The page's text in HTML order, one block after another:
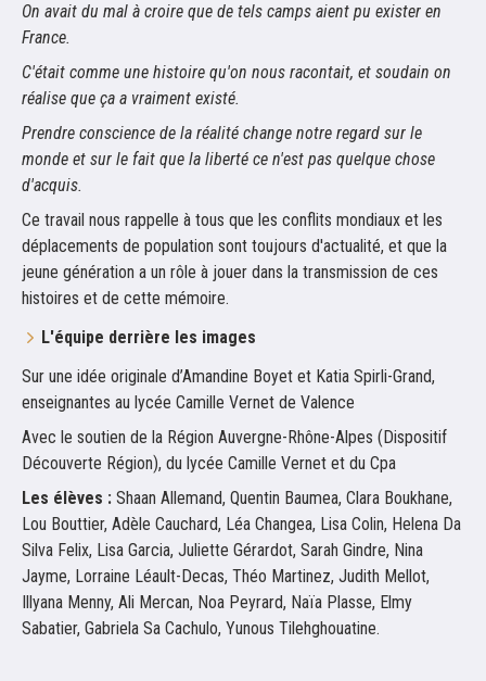
On avait du mal à croire que de tels camps aient pu exister en
France.
C'était comme une histoire qu'on nous racontait, et soudain on
réalise que ça a vraiment existé.
Prendre conscience de la réalité change notre regard sur le
monde et sur le fait que la liberté ce n'est pas quelque chose
d'acquis.
Ce travail nous rappelle à tous que les conflits mondiaux et les
déplacements de population sont toujours d'actualité, et que la
jeune génération a un rôle à jouer dans la transmission de ces
histoires et de cette mémoire.
L'équipe derrière les images
Sur une idée originale d’Amandine Boyet et Katia Spirli-Grand,
enseignantes au lycée Camille Vernet de Valence
Avec le soutien de la Région Auvergne-Rhône-Alpes (Dispositif
Découverte Région), du lycée Camille Vernet et du Cpa
Les élèves : Shaan Allemand, Quentin Baumea, Clara Boukhane,
Lou Bouttier, Adèle Cauchard, Léa Changea, Lisa Colin, Helena Da
Silva Felix, Lisa Garcia, Juliette Gérardot, Sarah Gindre, Nina
Jayme, Lorraine Léault-Decas, Théo Martinez, Judith Mellot,
Illyana Menny, Ali Mercan, Noa Peyrard, Naïa Plasse, Elmy
Sabatier, Gabriela Sa Cachulo, Yunous Tilehghouatine.